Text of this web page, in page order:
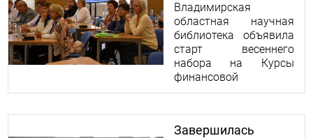
Владимирская
областная научная
библиотека объявила
старт весеннего
набора на Курсы
финансовой
грамотности для
Завершилась